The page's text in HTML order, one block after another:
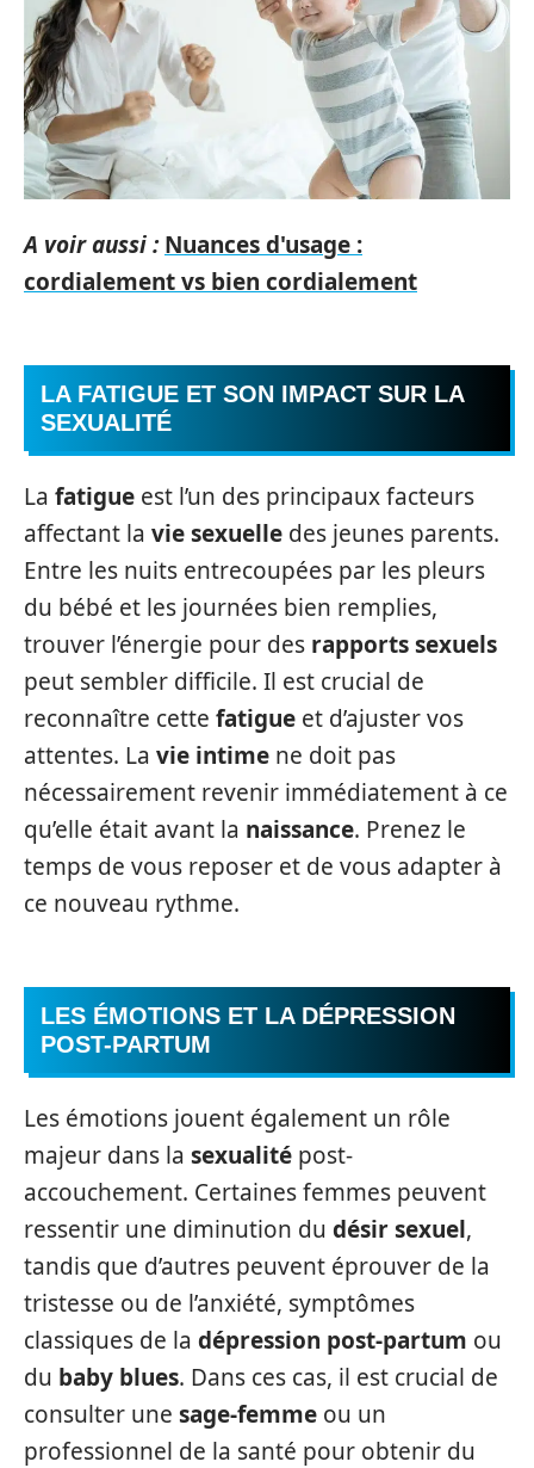
A voir aussi : Nuances d'usage :
cordialement vs bien cordialement
LA FATIGUE ET SON IMPACT SUR LA
SEXUALITÉ
La fatigue est l’un des principaux facteurs
affectant la vie sexuelle des jeunes parents.
Entre les nuits entrecoupées par les pleurs
du bébé et les journées bien remplies,
trouver l’énergie pour des rapports sexuels
peut sembler difficile. Il est crucial de
reconnaître cette fatigue et d’ajuster vos
attentes. La vie intime ne doit pas
nécessairement revenir immédiatement à ce
qu’elle était avant la naissance. Prenez le
temps de vous reposer et de vous adapter à
ce nouveau rythme.
LES ÉMOTIONS ET LA DÉPRESSION
POST-PARTUM
Les émotions jouent également un rôle
majeur dans la sexualité post-
accouchement. Certaines femmes peuvent
ressentir une diminution du désir sexuel,
tandis que d’autres peuvent éprouver de la
tristesse ou de l’anxiété, symptômes
classiques de la dépression post-partum ou
du baby blues. Dans ces cas, il est crucial de
consulter une sage-femme ou un
professionnel de la santé pour obtenir du